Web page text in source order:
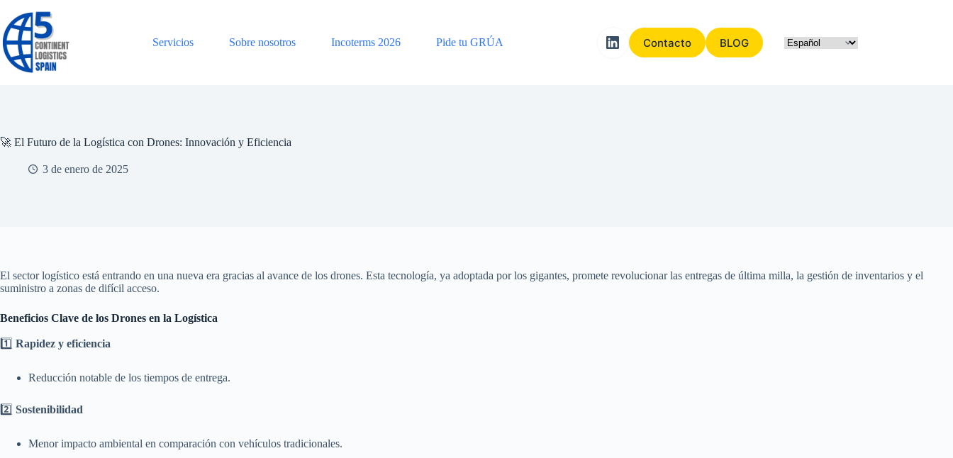
contenido
Servicios
Sobre nosotros Incoterms 2026 Pide tu GRÚA Contacto BLOG
🚀 El Futuro de la Logística con Drones: Innovación y Eficiencia
3 de enero de 2025
El sector logístico está entrando en una nueva era gracias al avance de los drones. Esta tecnología, ya adoptada por los gigantes, promete revolucionar las entregas de última milla, la gestión de inventarios y el
suministro a zonas de difícil acceso.
Beneficios Clave de los Drones en la Logística
1️⃣ Rapidez y eficiencia
Reducción notable de los tiempos de entrega.
2️⃣ Sostenibilidad
Menor impacto ambiental en comparación con vehículos tradicionales.